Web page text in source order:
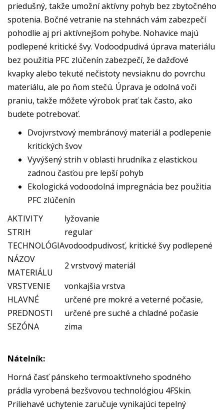
priedušný, takže umožní aktívny pohyb bez zbytočného
spotenia. Bočné vetranie na stehnách vám zabezpečí
pohodlie aj pri aktívnejšom pohybe. Nohavice majú
podlepené kritické švy. Vodoodpudivá úprava materiálu
bez použitia PFC zlúčenín zabezpečí, že dažďové
kvapky alebo tekuté nečistoty nevsiaknu do povrchu
materiálu, ale po ňom stečú. Úprava je odolná voči
praniu, takže môžete výrobok prať tak často, ako
budete potrebovať.
Dvojvrstvový membránový materiál a podlepenie
kritických švov
Vyvýšený strih v oblasti hrudníka z elastickou
zadnou časťou pre lepší pohyb
Ekologická vodoodolná impregnácia bez použitia
PFC zlúčenín
AKTIVITY
lyžovanie
STRIH
regular
TECHNOLÓGIAvodoodpudivosť, kritické švy podlepené
NÁZOV
MATERIÁLU
2 vrstvový materiál
VRSTVENIE
vonkajšia vrstva
HLAVNÉ
PREDNOSTI
určené pre mokré a veterné počasie,
určené pre suché a chladné počasie
SEZÓNA
zima
Nátelník:
Horná časť pánskeho termoaktívneho spodného
prádla vyrobená bezšvovou technológiou 4FSkin.
Priliehavé uchytenie zaručuje vynikajúci tepelný